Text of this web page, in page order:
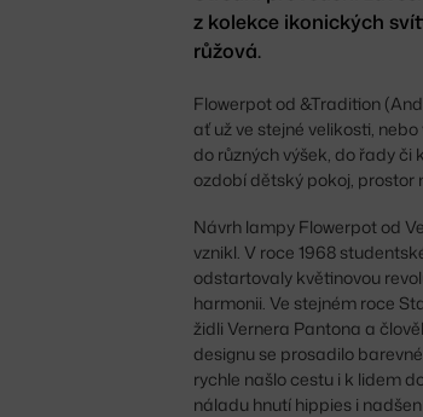
z kolekce ikonických
růžová.
Flowerpot od &Tradition
ať už ve stejné velikosti,
do různých výšek, do řady či
ozdobí dětský pokoj, prostor
Návrh lampy Flowerpot od
vznikl. V roce 1968
odstartovaly květinovou
harmonii. Ve stejném roce
židli Vernera Pantona a
designu se prosadilo
rychle našlo cestu i k lidem
náladu hnutí hippies i